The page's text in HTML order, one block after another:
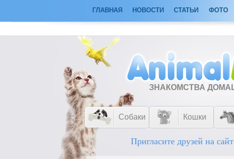
ГЛАВНАЯ НОВОСТИ СТАТЬИ ФОТО
ЗНАКОМСТВА
Собаки Кошки
Пригласите друзей на